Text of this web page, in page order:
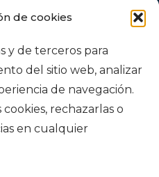
de cookies
y de terceros para
del sitio web, analizar
de navegación.
rechazarlas o
en cualquier